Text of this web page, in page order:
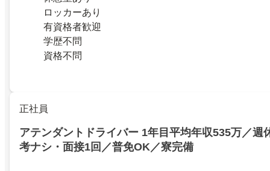
ロッカーあり
有資格者歓迎
学歴不問
資格不問
正社員
アテンダントドライバー 1年目平均年収535万／週
考ナシ・面接1回／普免OK／寮完備